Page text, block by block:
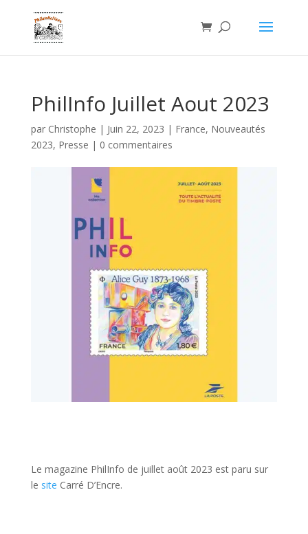
PhilInfo Juillet Aout 2023
par Christophe | Juin 22, 2023 | France, Nouveautés
2023, Presse | 0 commentaires
Le magazine PhilInfo de juillet août 2023 est paru sur
le site Carré D’Encre.